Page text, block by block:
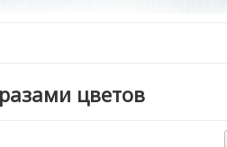
цветов